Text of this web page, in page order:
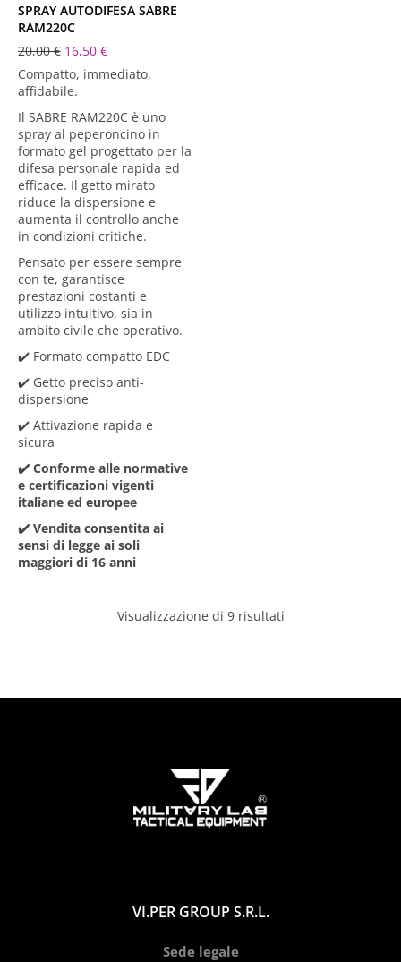
SPRAY AUTODIFESA SABRE
RAM220C
20,00€ 16,50 €
Compatto, immediato,
affidabile.
Il SABRE RAM220C è uno
spray al peperoncino in
formato gel progettato per la
difesa personale rapida ed
efficace. Il getto mirato
riduce la dispersione e
aumenta il controllo anche
in condizioni critiche.
Pensato per essere sempre
con te, garantisce
prestazioni costanti e
utilizzo intuitivo, sia in
ambito civile che operativo.
✔️ Formato compatto EDC
✔️ Getto preciso anti-
dispersione
✔️ Attivazione rapida e
sicura
✔️ Conforme alle normative
e certificazioni vigenti
italiane ed europee
✔️ Vendita consentita ai
sensi di legge ai soli
maggiori di 16 anni
Visualizzazione di 9 risultati
VI.PER GROUP S.R.L.
Sede legale